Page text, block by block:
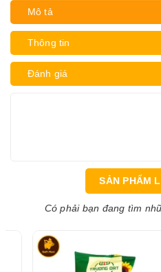
Mô tả
Thông tin
Đánh giá
SẢN PHẨM
Có phải bạn đang tìm